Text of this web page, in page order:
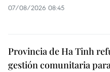
07/08/2026 08:45
Provincia de Ha Tinh
gestión comunitaria